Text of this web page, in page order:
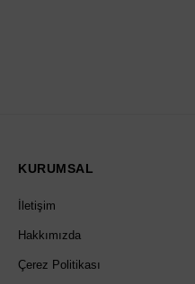
KURUMSAL
İletişim
Hakkımızda
Çerez Politikası